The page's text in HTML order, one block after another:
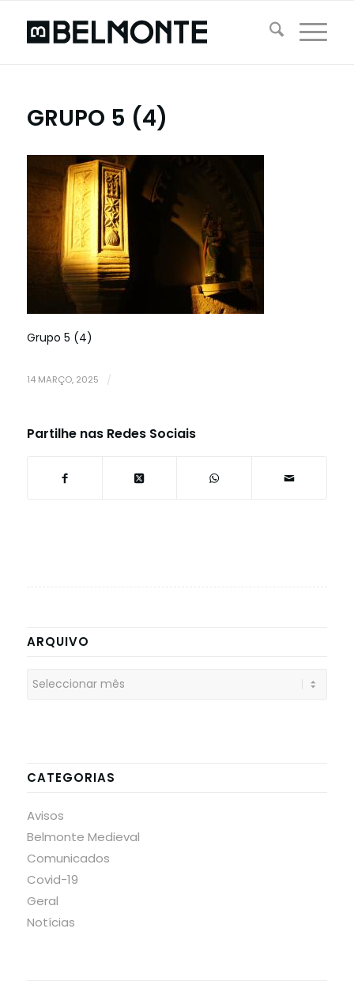
GRUPO 5 (4)
Grupo 5 (4)
14 MARÇO, 2025 /
Partilhe nas Redes Sociais
ARQUIVO
CATEGORIAS
Avisos
Belmonte Medieval
Comunicados
Covid-19
Geral
Notícias